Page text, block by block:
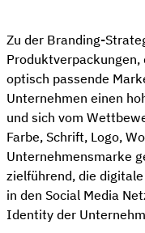
Zu der Branding-
optisch passende
Unternehmen einen
und sich vom
Farbe, Schrift, Logo,
Unternehmensmarke
zielführend, die
in den Social Media
Identity der